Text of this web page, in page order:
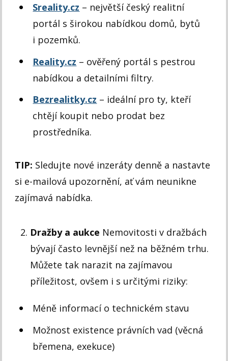
Sreality.cz – největší český realitní
portál s širokou nabídkou domů, bytů
i pozemků.
Reality.cz – ověřený portál s pestrou
nabídkou a detailními filtry.
Bezrealitky.cz – ideální pro ty, kteří
chtějí koupit nebo prodat bez
prostředníka.
TIP: Sledujte nové inzeráty denně a nastavte
si e-mailová upozornění, ať vám neunikne
zajímavá nabídka.
Dražby a aukce Nemovitosti v dražbách
bývají často levnější než na běžném trhu.
Můžete tak narazit na zajímavou
příležitost, ovšem i s určitými riziky:
Méně informací o technickém stavu
Možnost existence právních vad (věcná
břemena, exekuce)